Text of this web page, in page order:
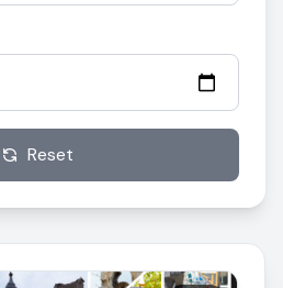
Reset